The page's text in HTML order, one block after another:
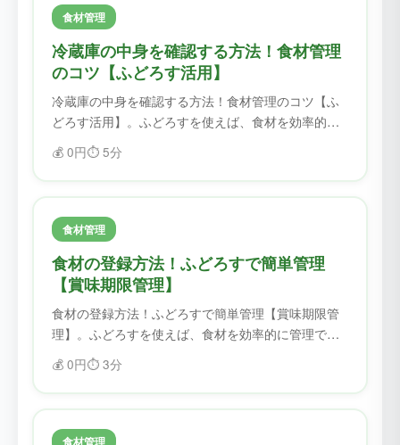
食材管理
冷蔵庫の中身を確認する方法！食材管理
のコツ【ふどろす活用】
冷蔵庫の中身を確認する方法！食材管理のコツ【ふ
どろす活用】。ふどろすを使えば、食材を効率的に
管理できます。賞味期限を忘れることがなくなり、
フードロスを削減できます。
💰 0円⏱️ 5分
食材管理
食材の登録方法！ふどろすで簡単管理
【賞味期限管理】
食材の登録方法！ふどろすで簡単管理【賞味期限管
理】。ふどろすを使えば、食材を効率的に管理でき
ます。賞味期限を忘れることがなくなり、フードロ
スを削減できます。
💰 0円⏱️ 3分
食材管理